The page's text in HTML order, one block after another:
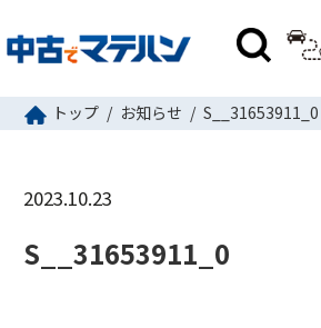
トップ お知らせ S__31653911_0
2023.10.23
S__31653911_0